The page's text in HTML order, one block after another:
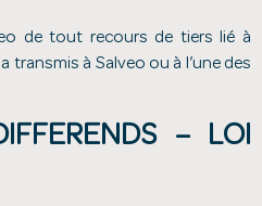
de tout recours de tiers lié à
transmis à Salveo ou à l’une des
– LOI